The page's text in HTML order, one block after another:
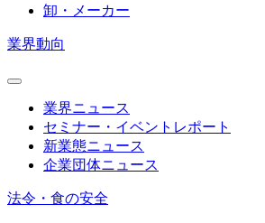
卸・メーカー
業界動向
業界ニュース
セミナー・イベントレポート
新業態ニュース
企業団体ニュース
法令・食の安全